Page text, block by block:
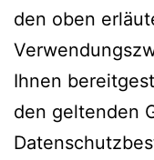
den oben
Ihnen
den geltenden